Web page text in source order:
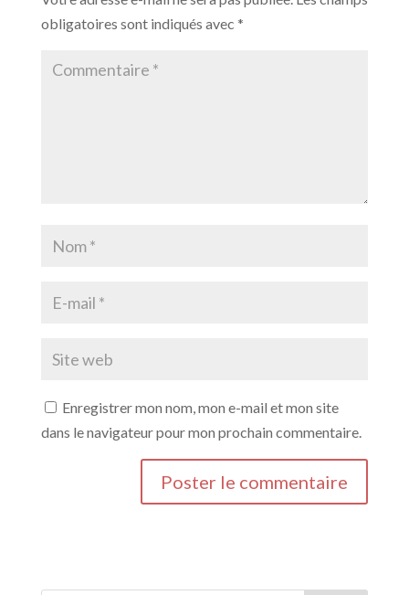
obligatoires sont indiqués avec *
Enregistrer mon nom, mon e-mail et mon site
dans le navigateur pour mon prochain commentaire.